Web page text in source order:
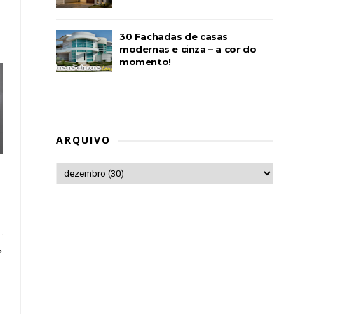
30 Fachadas de casas
modernas e cinza – a cor do
momento!
ARQUIVO